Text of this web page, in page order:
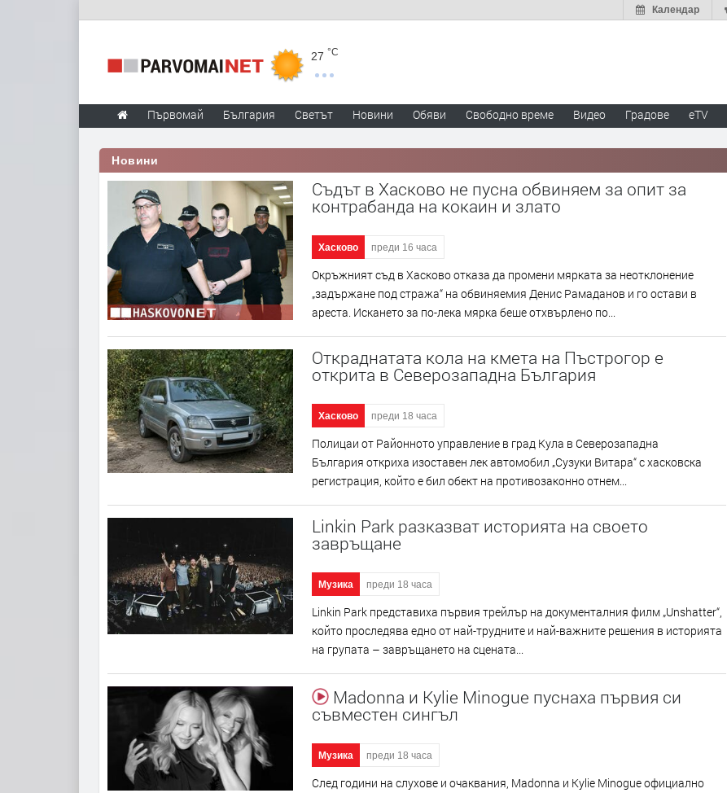
Календар
27 °C
Първомай България Светът Новини Обяви Свободно време Видео Градове eTV
Новини
Съдът в Хасково не пусна обвиняем за опит за
контрабанда на кокаин и злато
Хасково преди 16 часа
Окръжният съд в Хасково отказа да промени мярката за неотклонение
„задържане под стража“ на обвиняемия Денис Рамаданов и го остави в
ареста. Искането за по-лека мярка беше отхвърлено по...
Откраднатата кола на кмета на Пъстрогор е
открита в Северозападна България
Хасково преди 18 часа
Полицаи от Районното управление в град Кула в Северозападна
България откриха изоставен лек автомобил „Сузуки Витара“ с хасковска
регистрация, който е бил обект на противозаконно отнем...
Linkin Park разказват историята на своето
завръщане
Музика преди 18 часа
Linkin Park представиха първия трейлър на документалния филм „Unshatter“,
който проследява едно от най-трудните и най-важните решения в историята
на групата – завръщането на сцената...
Madonna и Kylie Minogue пуснаха първия си
съвместен сингъл
Музика преди 18 часа
След години на слухове и очаквания, Madonna и Kylie Minogue официално